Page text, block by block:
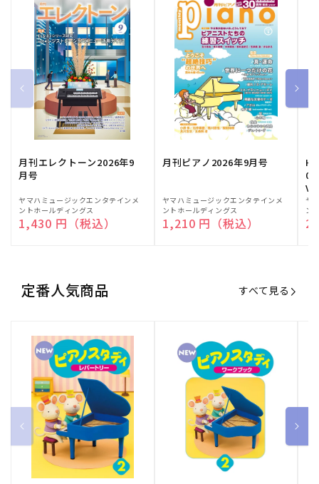
月刊エレクトーン2026年9
月号
販
売
元:
ヤマハミュージックエンタテインメ
ントホールディングス
通常価格
1,430 円（税込）
月刊ピアノ2026年9月号
販
売
元:
ヤマハミュージックエンタテインメ
ントホールディングス
通常価格
1,210 円（税込）
販
売
元:
ヤ
ン
定番人気商品 すべて見る